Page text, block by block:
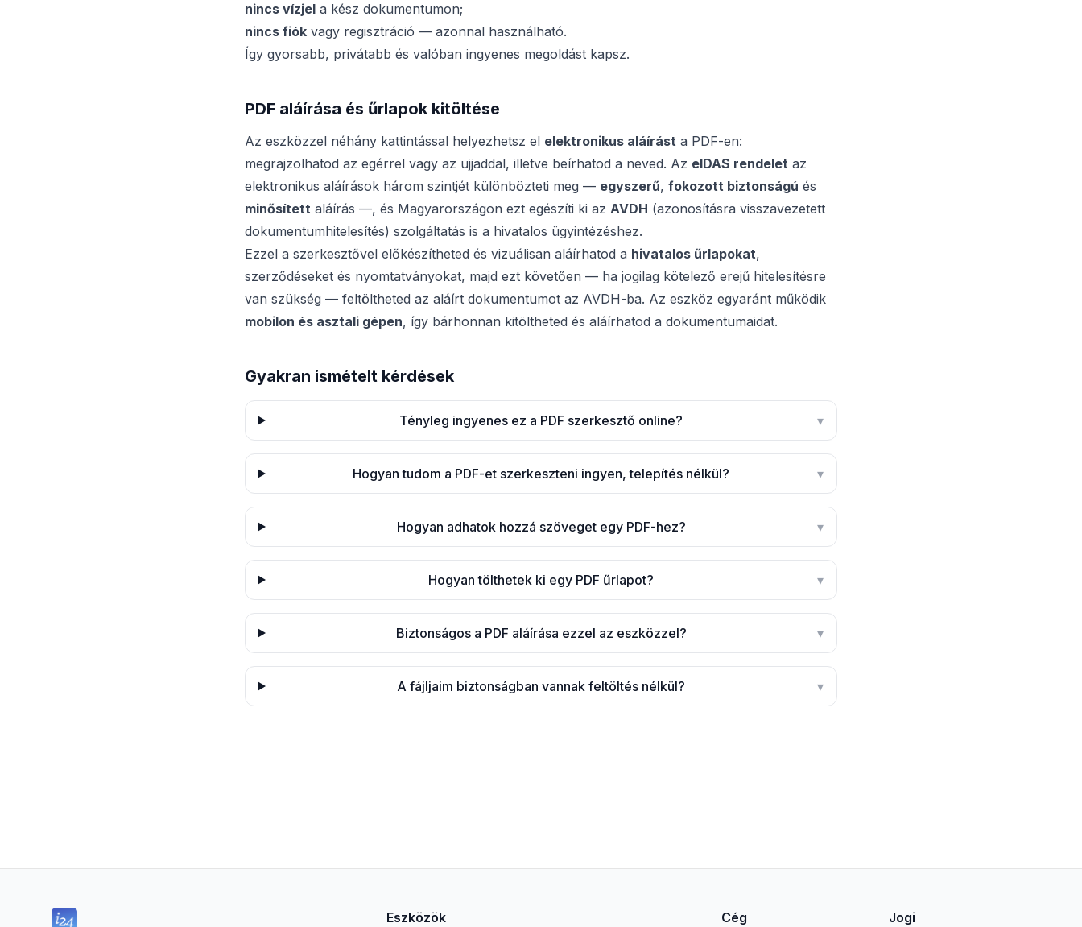
nincs vízjel a kész dokumentumon;
nincs fiók vagy regisztráció — azonnal használható.
Így gyorsabb, privátabb és valóban ingyenes megoldást kapsz.
PDF aláírása és űrlapok kitöltése
Az eszközzel néhány kattintással helyezhetsz el elektronikus aláírást a PDF-en:
megrajzolhatod az egérrel vagy az ujjaddal, illetve beírhatod a neved. Az eIDAS rendelet az
elektronikus aláírások három szintjét különbözteti meg — egyszerű, fokozott biztonságú és
minősített aláírás —, és Magyarországon ezt egészíti ki az AVDH (azonosításra visszavezetett
dokumentumhitelesítés) szolgáltatás is a hivatalos ügyintézéshez.
Ezzel a szerkesztővel előkészítheted és vizuálisan aláírhatod a hivatalos űrlapokat,
szerződéseket és nyomtatványokat, majd ezt követően — ha jogilag kötelező erejű hitelesítésre
van szükség — feltöltheted az aláírt dokumentumot az AVDH-ba. Az eszköz egyaránt működik
mobilon és asztali gépen, így bárhonnan kitöltheted és aláírhatod a dokumentumaidat.
Gyakran ismételt kérdések
Tényleg ingyenes ez a PDF szerkesztő online? ▾
Hogyan tudom a PDF-et szerkeszteni ingyen, telepítés nélkül? ▾
Hogyan adhatok hozzá szöveget egy PDF-hez? ▾
Hogyan tölthetek ki egy PDF űrlapot? ▾
Biztonságos a PDF aláírása ezzel az eszközzel? ▾
A fájljaim biztonságban vannak feltöltés nélkül? ▾
Eszközök Cég Jogi